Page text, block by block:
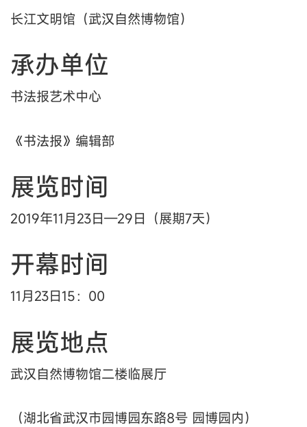
长江文明馆（武汉自然博物馆）
承办单位
书法报艺术中心
《书法报》编辑部
展览时间
2019年11月23日—29日（展期7天）
开幕时间
11月23日15：00
展览地点
武汉自然博物馆二楼临展厅
（湖北省武汉市园博园东路8号 园博园内）